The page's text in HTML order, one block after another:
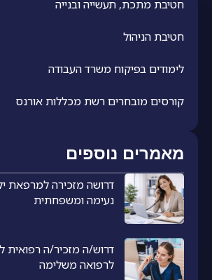
חטיבת מתכת, תעשייה ובנייה
חטיבת הניהול
לימודים בפיקוח משרד העבודה
קורסים מובחרים רשת מכללות אורנס
מאמרים נוספים
דרושה מזכירה למרפאת
נעימה ומשפחתית
דרוש/ה מזכיר/ה רפואית
לרפואה משלימה